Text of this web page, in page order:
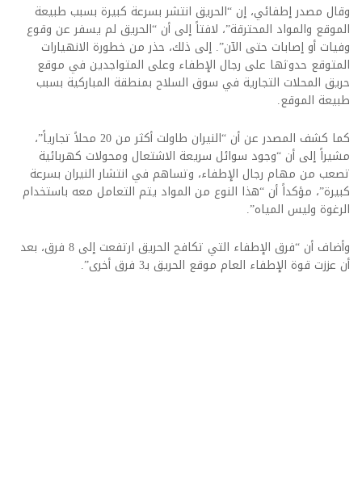
وقال مصدر إطفائي، إن “الحريق انتشر بسرعة كبيرة بسبب طبيعة
الموقع والمواد المحترقة”، لافتاً إلى أن “الحريق لم يسفر عن وقوع
وفيات أو إصابات حتى الآن”. إلى ذلك، حذر من خطورة الانهيارات
المتوقع حدوثها على رجال الإطفاء وعلى المتواجدين في موقع
حريق المحلات التجارية في سوق السلاح بمنطقة المباركية بسبب
طبيعة الموقع.
كما كشف المصدر عن أن “النيران طاولت أكثر من 20 محلاً تجارياً”،
مشيراً إلى أن “وجود سوائل سريعة الاشتعال ومحولات كهربائية
تصعب من مهام رجال الإطفاء، وتساهم في انتشار النيران بسرعة
كبيرة”، مؤكداً أن “هذا النوع من المواد يتم التعامل معه باستخدام
الرغوة وليس المياه”.
وأضاف أن “فرق الإطفاء التي تكافح الحريق ارتفعت إلى 8 فرق، بعد
أن عززت قوة الإطفاء العام موقع الحريق بـ3 فرق أخرى”.​